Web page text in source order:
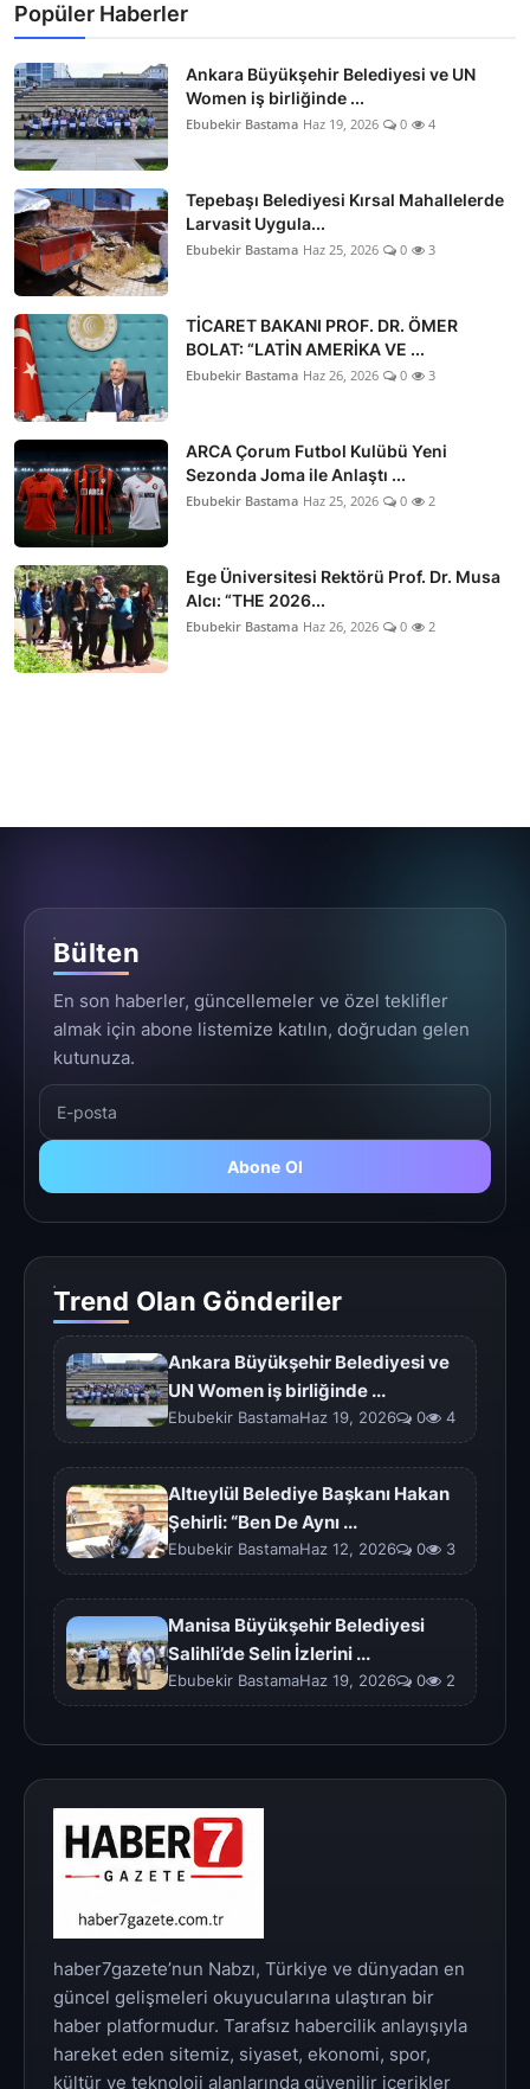
Popüler Haberler
Ankara Büyükşehir Belediyesi ve UN
Women iş birliğinde ...
Ebubekir Bastama Haz 19, 2026 0 4
Tepebaşı Belediyesi Kırsal Mahallelerde
Larvasit Uygula...
Ebubekir Bastama Haz 25, 2026 0 3
TİCARET BAKANI PROF. DR. ÖMER
BOLAT: “LATİN AMERİKA VE ...
Ebubekir Bastama Haz 26, 2026 0 3
ARCA Çorum Futbol Kulübü Yeni
Sezonda Joma ile Anlaştı ...
Ebubekir Bastama Haz 25, 2026 0 2
Ege Üniversitesi Rektörü Prof. Dr. Musa
Alcı: “THE 2026...
Ebubekir Bastama Haz 26, 2026 0 2
Bülten
En son haberler, güncellemeler ve özel teklifler
almak için abone listemize katılın, doğrudan gelen
kutunuza.
Abone Ol
Trend Olan Gönderiler
Ankara Büyükşehir Belediyesi ve
UN Women iş birliğinde ...
Ebubekir BastamaHaz 19, 2026 0 4
Altıeylül Belediye Başkanı Hakan
Şehirli: “Ben De Aynı ...
Ebubekir BastamaHaz 12, 2026 0 3
Manisa Büyükşehir Belediyesi
Salihli’de Selin İzlerini ...
Ebubekir BastamaHaz 19, 2026 0 2
haber7gazete’nun Nabzı, Türkiye ve dünyadan en
güncel gelişmeleri okuyucularına ulaştıran bir
haber platformudur. Tarafsız habercilik anlayışıyla
hareket eden sitemiz, siyaset, ekonomi, spor,
kültür ve teknoloji alanlarında güvenilir içerikler